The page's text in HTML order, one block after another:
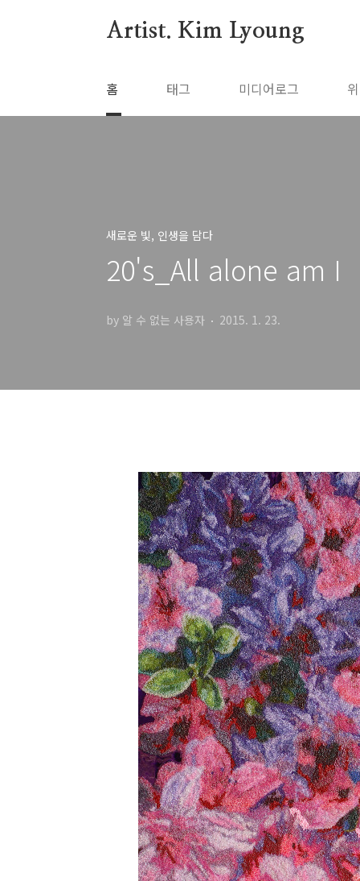
Artist. Kim Lyoung
홈 태그 미디어로그
새로운 빛, 인생을 담다
20's_All alone am I
by 알 수 없는 사용자 2015. 1. 23.